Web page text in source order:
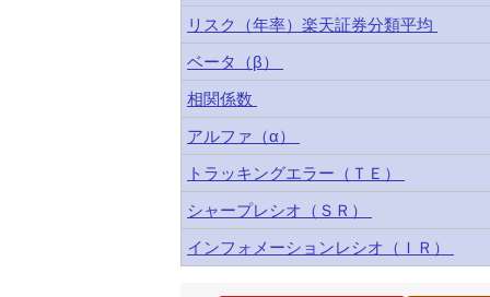
リスク（年率）楽天証券分類平均
ベータ（β）
相関係数
アルファ（α）
トラッキングエラー（ＴＥ）
シャープレシオ（ＳＲ）
インフォメーションレシオ（ＩＲ）